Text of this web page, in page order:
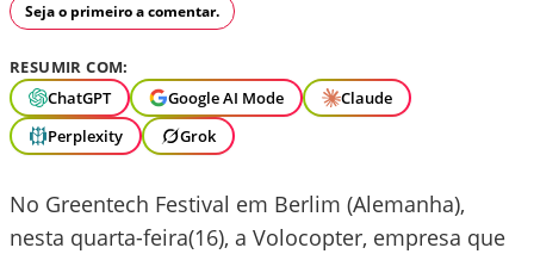
Seja o primeiro a comentar.
RESUMIR COM:
ChatGPT
Google AI Mode
Claude
Perplexity
Grok
No Greentech Festival em Berlim (Alemanha),
nesta quarta-feira(16), a Volocopter, empresa que